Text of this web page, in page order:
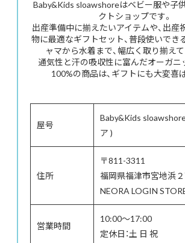
Baby&Kids sloawshoreはベビー服や子
クトショップです。
出産準備中に揃えたいアイテムや、出産
物に最適なギフトセット、普段使いでき
ャマから水着まで、幅広く取り揃えて
通気性と汗の吸収性に富んだオーガニ
100%の商品は、ギフトにも大変喜
屋号
Baby&Kids
ア )
住所
〒811-3311
福岡県福津市宮地浜
NEORA LOGIN
営業時間
10:00～17:00
定休日：土 日 祝